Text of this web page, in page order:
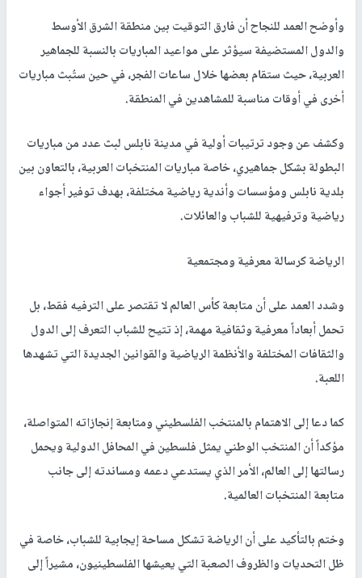
وأوضح العمد للنجاح أن فارق التوقيت بين منطقة الشرق الأوسط
والدول المستضيفة سيؤثر على مواعيد المباريات بالنسبة للجماهير
العربية، حيث ستقام بعضها خلال ساعات الفجر، في حين ستُبث مباريات
أخرى في أوقات مناسبة للمشاهدين في المنطقة.
وكشف عن وجود ترتيبات أولية في مدينة نابلس لبث عدد من مباريات
البطولة بشكل جماهيري، خاصة مباريات المنتخبات العربية، بالتعاون بين
بلدية نابلس ومؤسسات وأندية رياضية مختلفة، بهدف توفير أجواء
رياضية وترفيهية للشباب والعائلات.
الرياضة كرسالة معرفية ومجتمعية
وشدد العمد على أن متابعة كأس العالم لا تقتصر على الترفيه فقط، بل
تحمل أبعاداً معرفية وثقافية مهمة، إذ تتيح للشباب التعرف إلى الدول
والثقافات المختلفة والأنظمة الرياضية والقوانين الجديدة التي تشهدها
اللعبة.
كما دعا إلى الاهتمام بالمنتخب الفلسطيني ومتابعة إنجازاته المتواصلة،
مؤكداً أن المنتخب الوطني يمثل فلسطين في المحافل الدولية ويحمل
رسالتها إلى العالم، الأمر الذي يستدعي دعمه ومساندته إلى جانب
متابعة المنتخبات العالمية.
وختم بالتأكيد على أن الرياضة تشكل مساحة إيجابية للشباب، خاصة في
ظل التحديات والظروف الصعبة التي يعيشها الفلسطينيون، مشيراً إلى